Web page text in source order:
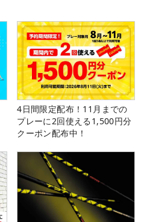
4日間限定配布！11月までの
プレーに2回使える1,500円分
クーポン配布中！